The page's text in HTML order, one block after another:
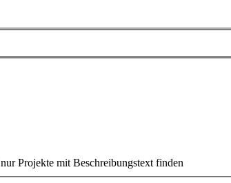
nur Projekte mit Beschreibungstext finden